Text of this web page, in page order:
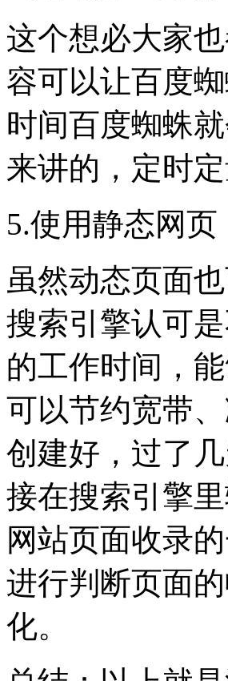
这个想必大家
容可以让百度
时间百度蜘蛛
来讲的，定时
5.使用静态网页
虽然动态页面
搜索引擎认可
的工作时间，
可以节约宽带
创建好，过了
接在搜索引擎
网站页面收录
进行判断页面
化。